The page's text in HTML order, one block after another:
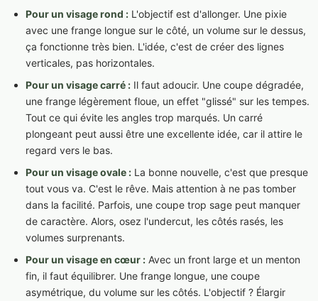
Pour un visage rond : L'objectif est d'allonger. Une pixie
avec une frange longue sur le côté, un volume sur le dessus,
ça fonctionne très bien. L'idée, c'est de créer des lignes
verticales, pas horizontales.
Pour un visage carré : Il faut adoucir. Une coupe dégradée,
une frange légèrement floue, un effet "glissé" sur les tempes.
Tout ce qui évite les angles trop marqués. Un carré
plongeant peut aussi être une excellente idée, car il attire le
regard vers le bas.
Pour un visage ovale : La bonne nouvelle, c'est que presque
tout vous va. C'est le rêve. Mais attention à ne pas tomber
dans la facilité. Parfois, une coupe trop sage peut manquer
de caractère. Alors, osez l'undercut, les côtés rasés, les
volumes surprenants.
Pour un visage en cœur : Avec un front large et un menton
fin, il faut équilibrer. Une frange longue, une coupe
asymétrique, du volume sur les côtés. L'objectif ? Élargir